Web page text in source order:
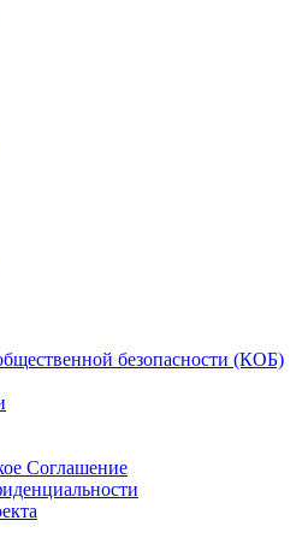
безопасности (КОБ)
Соглашение